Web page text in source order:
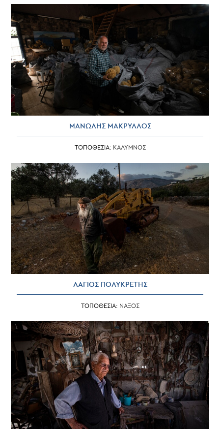
ΜΑΝΩΛΗΣ ΜΑΚΡΥΛΛΟΣ
ΤΟΠΟΘΕΣΙΑ: ΚΑΛΥΜΝΟΣ
ΛΑΓΙΟΣ ΠΟΛΥΚΡΕΤΗΣ
ΤΟΠΟΘΕΣΙΑ: ΝΑΞΟΣ